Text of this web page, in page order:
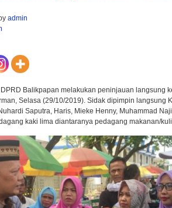
admin
Balikpapan melakukan peninjauan langsung
Selasa (29/10/2019). Sidak dipimpin langsung
Saputra, Haris, Mieke Henny, Muhammad
kaki lima diantaranya pedagang makanan/